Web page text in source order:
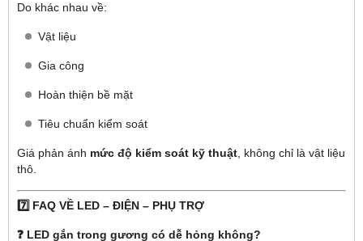
Do khác nhau về:
Vật liệu
Gia công
Hoàn thiện bề mặt
Tiêu chuẩn kiểm soát
Giá phản ánh mức độ kiểm soát kỹ thuật , không chỉ là vật liệu
thô.
7️⃣ FAQ VỀ LED – ĐIỆN – PHỤ TRỢ
❓ LED gắn trong gương có dễ hỏng không?